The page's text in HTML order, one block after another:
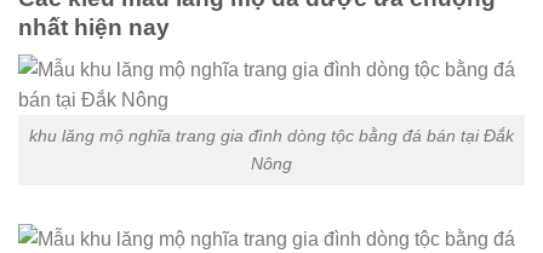
nhất hiện nay
khu lăng mộ nghĩa trang gia đình dòng tộc bằng đá bán tại Đắk
Nông